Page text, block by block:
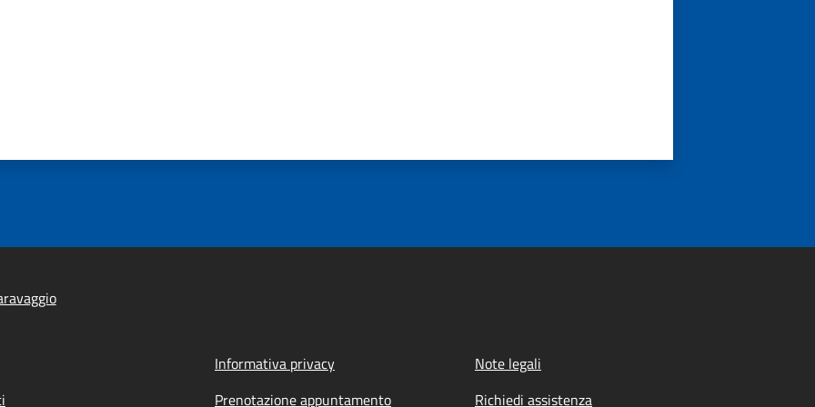
Informativa privacy
Note legali
Prenotazione appuntamento Richiedi assistenza